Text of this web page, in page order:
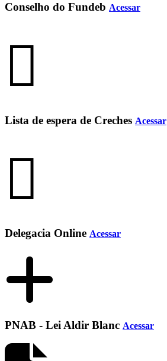
Conselho do Fundeb Acessar
Lista de espera de Creches Acessar
Delegacia Online Acessar
PNAB - Lei Aldir Blanc Acessar